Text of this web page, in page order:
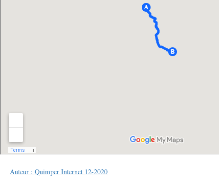
Auteur : Quimper Internet 12-2020